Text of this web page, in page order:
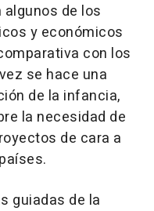
de los
y económicos
con los
se hace una
de la infancia,
la necesidad de
de cara a
guiadas de la